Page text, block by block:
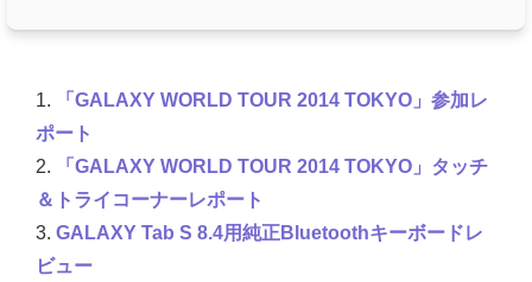
1.
「GALAXY WORLD TOUR 2014 TOKYO」参加レ
ポート
2.
「GALAXY WORLD TOUR 2014 TOKYO」タッチ
＆トライコーナーレポート
3. GALAXY Tab S 8.4用純正Bluetoothキーボードレ
ビュー